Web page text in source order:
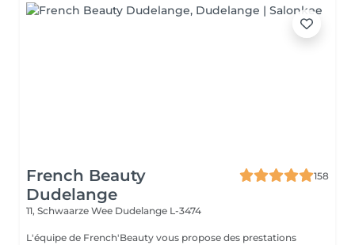
French Beauty
Dudelange
158
11, Schwaarze Wee Dudelange L-3474
L'équipe de French'Beauty vous propose des prestations